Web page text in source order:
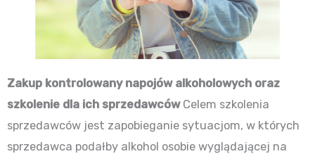
Zakup kontrolowany napojów alkoholowych oraz
szkolenie dla ich sprzedawcówCelem szkolenia
sprzedawców jest zapobieganie sytuacjom, w których
sprzedawca podałby alkohol osobie wyglądającej na